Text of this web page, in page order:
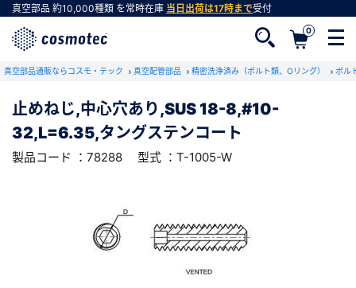
真空部品 約10,000種類 を常時在庫 当日出荷は17時まで受付
0
真空部品通販ならコスモ・テック 真空配管部品 精密洗浄済み（ボルト類、Oリング） ボル
止めねじ,中心穴あり,SUS 18-8,#10-
32,L=6.35,タングステンコート
製品コード ：78288 型式 ：T-1005-W
RoHS2適合報告書のダウンロード
下記製品のRoHS2適合報告書のダウンロードをします。
止めねじ,中心穴あり,SUS 18-8,#10-
32,L=6.35,タングステンコート
型式 ：T-1005-W 製品コード ：78288
会員登録がお済みでない方
会員登録をすれば、便利な機能がご利用いただけ